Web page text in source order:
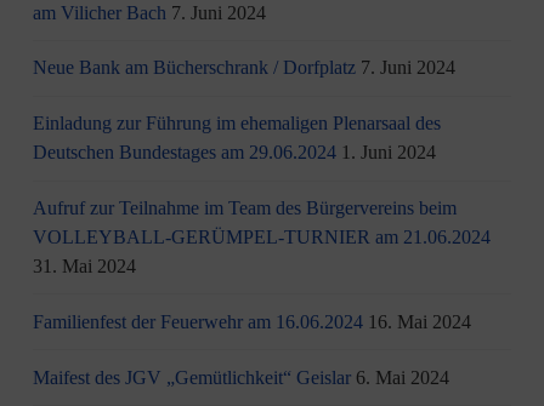
am Vi­li­cher Bach 7. Juni 2024
Neue Bank am Bücherschrank / Dorfplatz 7. Juni 2024
Einladung zur Führung im ehemaligen Plenarsaal des
Deutschen Bundestages am 29.06.2024 1. Juni 2024
Aufruf zur Teilnahme im Team des Bürgervereins beim
VOLLEYBALL-GERÜMPEL-TURNIER am 21.06.2024
31. Mai 2024
Familienfest der Feuerwehr am 16.06.2024 16. Mai 2024
Maifest des JGV „Gemütlichkeit“ Geislar 6. Mai 2024